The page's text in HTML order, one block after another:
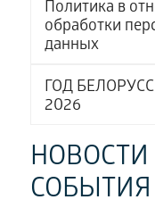
Политика в
обработки
данных
ГОД
2026
НОВОСТИ
СОБЫТИЯ